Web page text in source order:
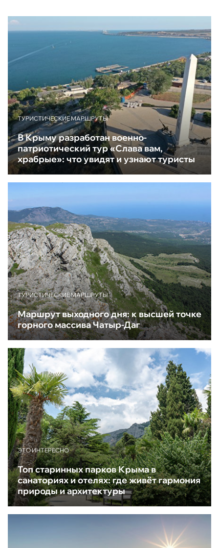
ТУРИСТИЧЕСКИЕ МАРШРУТЫ
В Крыму разработан военно-
патриотический тур «Слава вам,
храбрые»: что увидят и узнают туристы
ТУРИСТИЧЕСКИЕ МАРШРУТЫ
Маршрут выходного дня: к высшей точке
горного массива Чатыр-Даг
ЭТО ИНТЕРЕСНО
Топ старинных парков Крыма в
санаториях и отелях: где живёт гармония
природы и архитектуры